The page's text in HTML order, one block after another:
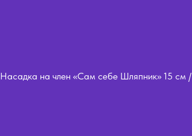
Насадка на член «Сам себе Шляпник» 15 см